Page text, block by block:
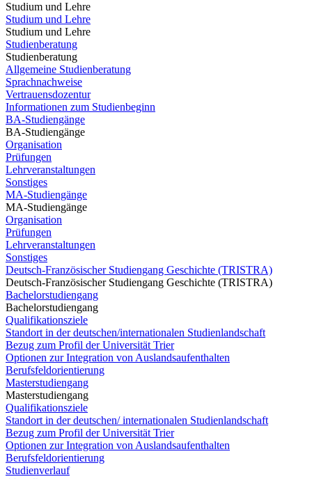
Studium und Lehre
Studium und Lehre
Studium und Lehre
Studienberatung
Studienberatung
Allgemeine Studienberatung
Sprachnachweise
Vertrauensdozentur
Informationen zum Studienbeginn
BA-Studiengänge
BA-Studiengänge
Organisation
Prüfungen
Lehrveranstaltungen
Sonstiges
MA-Studiengänge
MA-Studiengänge
Organisation
Prüfungen
Lehrveranstaltungen
Sonstiges
Deutsch-Französischer Studiengang Geschichte (TRISTRA)
Deutsch-Französischer Studiengang Geschichte (TRISTRA)
Bachelorstudiengang
Bachelorstudiengang
Qualifikationsziele
Standort in der deutschen/internationalen Studienlandschaft
Bezug zum Profil der Universität Trier
Optionen zur Integration von Auslandsaufenthalten
Berufsfeldorientierung
Masterstudiengang
Masterstudiengang
Qualifikationsziele
Standort in der deutschen/ internationalen Studienlandschaft
Bezug zum Profil der Universität Trier
Optionen zur Integration von Auslandsaufenthalten
Berufsfeldorientierung
Studienverlauf